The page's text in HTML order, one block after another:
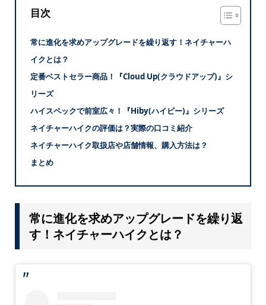
目次
常に進化を求めアップグレードを繰り返す！ネイチャーハ
イクとは？
定番ベストセラー商品！『Cloud Up(クラウドアップ)』シ
リーズ
ハイスペックで前室広々！『Hiby(ハイビー)』シリーズ
ネイチャーハイクの評価は？実際の口コミ紹介
ネイチャーハイク取扱店や店舗情報、購入方法は？
まとめ
常に進化を求めアップグレードを繰り返
す！ネイチャーハイクとは？